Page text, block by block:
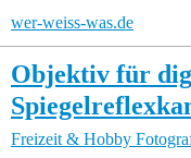
wer-weiss-was.de
Objektiv für
Freizeit & Hobby